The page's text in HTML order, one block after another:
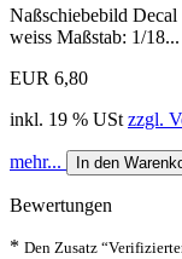
Naßschiebebild
weiss Maßstab: 1/18...
EUR 6,80
inkl. 19 % USt zzgl.
mehr... In den
Bewertungen
* Den Zusatz